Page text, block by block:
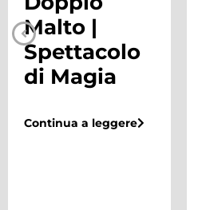
Malto |
Spettacolo
di Magia
Continua a leggere